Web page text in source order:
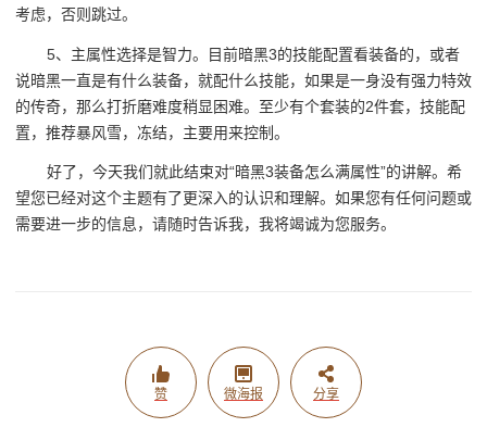
考虑，否则跳过。
5、主属性选择是智力。目前暗黑3的技能配置看装备的，或者
说暗黑一直是有什么装备，就配什么技能，如果是一身没有强力特效
的传奇，那么打折磨难度稍显困难。至少有个套装的2件套，技能配
置，推荐暴风雪，冻结，主要用来控制。
好了，今天我们就此结束对“暗黑3装备怎么满属性”的讲解。希
望您已经对这个主题有了更深入的认识和理解。如果您有任何问题或
需要进一步的信息，请随时告诉我，我将竭诚为您服务。
赞 微海报 分享